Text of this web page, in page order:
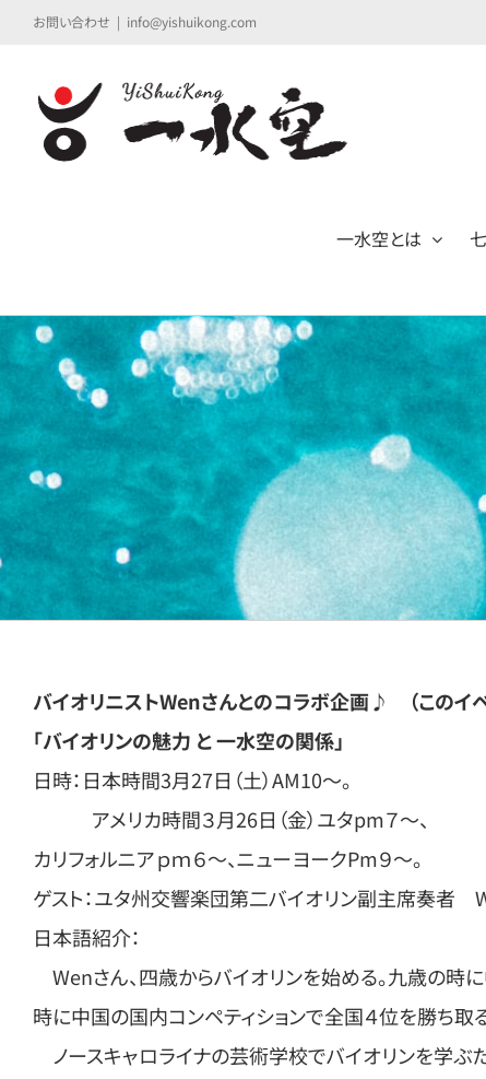
Skip
content
お問い合わせ | info@yishuikong.com
一水空とは
バイオリニストWenさんとのコラボ企画♪ （このイベ
｢バイオリンの魅力 と 一水空の関係｣
日時：日本時間3月27日（土）AM10～。
アメリカ時間３月26日（金）ユタpm７～、
カリフォルニアｐｍ６～、ニューヨークPm９～。
ゲスト：ユタ州交響楽団第二バイオリン副主席奏者
日本語紹介：
Wenさん、四歳からバイオリンを始める。九歳の時
時に中国の国内コンペティションで全国４位を勝ち取
ノースキャロライナの芸術学校でバイオリンを学ぶ